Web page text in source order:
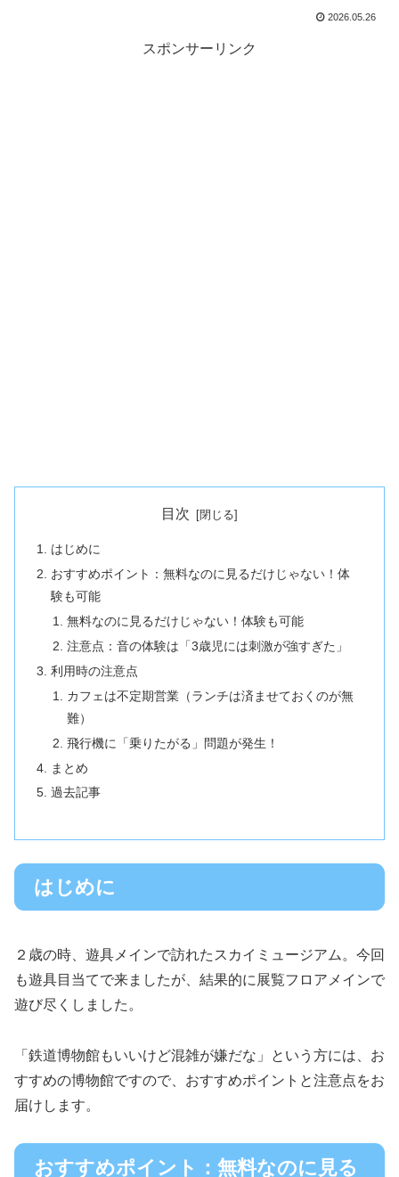
2026.05.26
スポンサーリンク
目次
はじめに
おすすめポイント：無料なのに見るだけじゃない！体
験も可能
無料なのに見るだけじゃない！体験も可能
注意点：音の体験は「3歳児には刺激が強すぎた」
利用時の注意点
カフェは不定期営業（ランチは済ませておくのが無
難）
飛行機に「乗りたがる」問題が発生！
まとめ
過去記事
はじめに
２歳の時、遊具メインで訪れたスカイミュージアム。今回
も遊具目当てで来ましたが、結果的に展覧フロアメインで
遊び尽くしました。
「鉄道博物館もいいけど混雑が嫌だな」という方には、お
すすめの博物館ですので、おすすめポイントと注意点をお
届けします。
おすすめポイント：無料なのに見る